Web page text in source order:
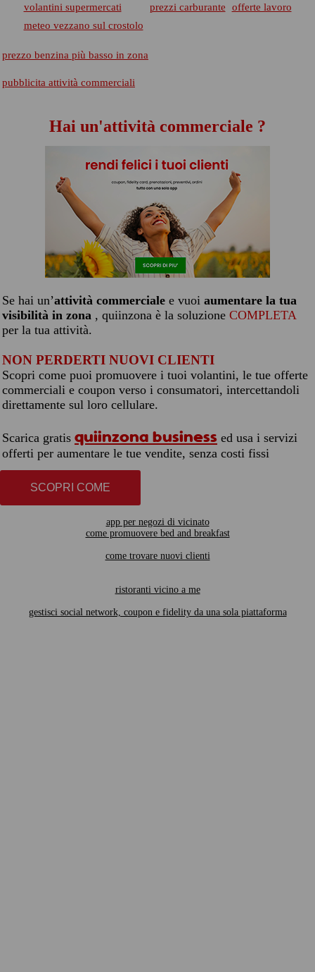
volantini supermercati prezzi carburante
offerte lavoro
meteo vezzano sul crostolo
prezzo benzina più basso in zona
pubblicita attività commerciali
Hai un'attività commerciale ?
Se hai un’attività commerciale e vuoi aumentare la tua
visibilità in zona , quiinzona è la soluzione COMPLETA
per la tua attività.
NON PERDERTI NUOVI CLIENTI
Scopri come puoi promuovere i tuoi volantini, le tue offerte
commerciali e coupon verso i consumatori, intercettandoli
direttamente sul loro cellulare.
Scarica gratis quiinzona business ed usa i servizi
offerti per aumentare le tue vendite, senza costi fissi
SCOPRI COME
app per negozi di vicinato
come promuovere bed and breakfast
come trovare nuovi clienti
ristoranti vicino a me
gestisci social network, coupon e fidelity da una sola piattaforma